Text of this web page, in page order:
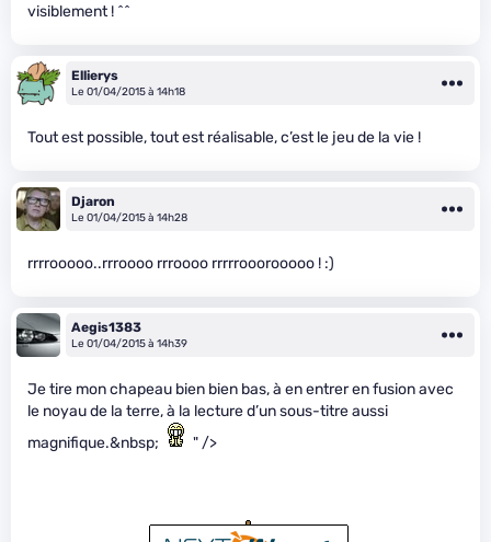
visiblement ! ^^
Ellierys
Le 01/04/2015 à 14h18
Tout est possible, tout est réalisable, c’est le jeu de la vie !
Djaron
Le 01/04/2015 à 14h28
rrrrooooo..rrroooo rrroooo rrrrrooorooooo ! :)
Aegis1383
Le 01/04/2015 à 14h39
Je tire mon chapeau bien bien bas, à en entrer en fusion avec
le noyau de la terre, à la lecture d’un sous-titre aussi
magnifique.&nbsp;
" />